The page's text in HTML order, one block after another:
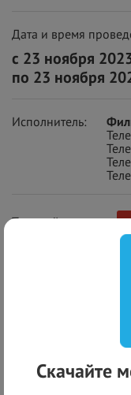
Дата и время
с 23 ноября
по 23 ноября
Исполнитель:
Текущий статус:
Скачайте